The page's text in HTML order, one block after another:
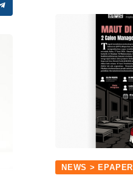
NEWS > EPAPER